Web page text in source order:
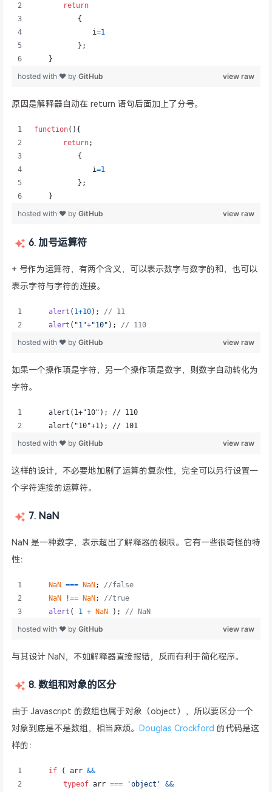
原因是解释器自动在 return 语句后面加上了分号。
6. 加号运算符
+ 号作为运算符，有两个含义，可以表示数字与数字的和，也可以
表示字符与字符的连接。
如果一个操作项是字符，另一个操作项是数字，则数字自动转化为
字符。
这样的设计，不必要地加剧了运算的复杂性，完全可以另行设置一
个字符连接的运算符。
7. NaN
NaN 是一种数字，表示超出了解释器的极限。它有一些很奇怪的特
性：
与其设计 NaN，不如解释器直接报错，反而有利于简化程序。
8. 数组和对象的区分
由于 Javascript 的数组也属于对象（object），所以要区分一个
对象到底是不是数组，相当麻烦。
Douglas Crockford 的代码是这
样的：